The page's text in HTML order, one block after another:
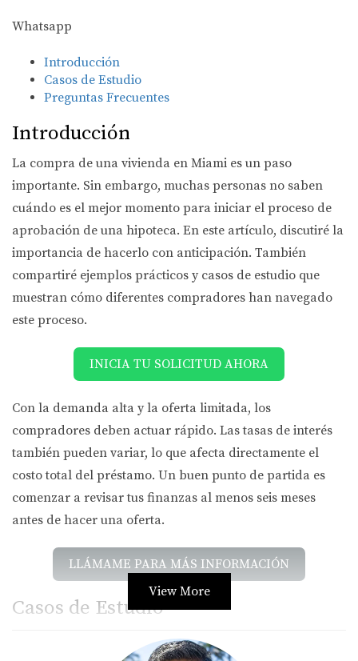
Whatsapp
Introducción
Casos de Estudio
Preguntas Frecuentes
Introducción
La compra de una vivienda en Miami es un paso
importante. Sin embargo, muchas personas no saben
cuándo es el mejor momento para iniciar el proceso de
aprobación de una hipoteca. En este artículo, discutiré la
importancia de hacerlo con anticipación. También
compartiré ejemplos prácticos y casos de estudio que
muestran cómo diferentes compradores han navegado
este proceso.
INICIA TU SOLICITUD AHORA
Con la demanda alta y la oferta limitada, los
compradores deben actuar rápido. Las tasas de interés
también pueden variar, lo que afecta directamente el
costo total del préstamo. Un buen punto de partida es
comenzar a revisar tus finanzas al menos seis meses
antes de hacer una oferta.
LLÁMAME PARA MÁS INFORMACIÓN
Casos de Estudio
Caso 1: La familia Pérez
View More